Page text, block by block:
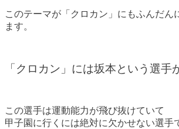
このテーマが「クロカン」にもふんだん
ます。
「クロカン」には坂本という選手
この選手は運動能力が飛び抜けていて
甲子園に行くには絶対に欠かせない選手